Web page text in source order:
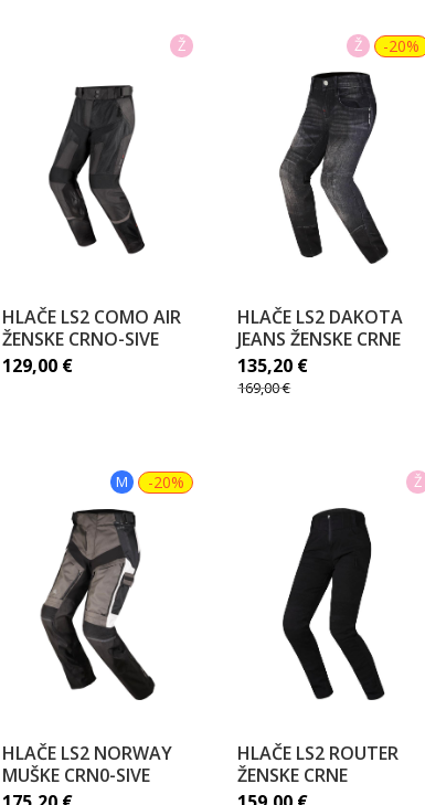
Ž
HLAČE LS2 COMO AIR
ŽENSKE CRNO-SIVE
129,00 €
Ž -20%
HLAČE LS2 DAKOTA
JEANS ŽENSKE CRNE
135,20 €
169,00€
M -20%
HLAČE LS2 NORWAY
MUŠKE CRN0-SIVE
Ž
HLAČE LS2 ROUTER
ŽENSKE CRNE